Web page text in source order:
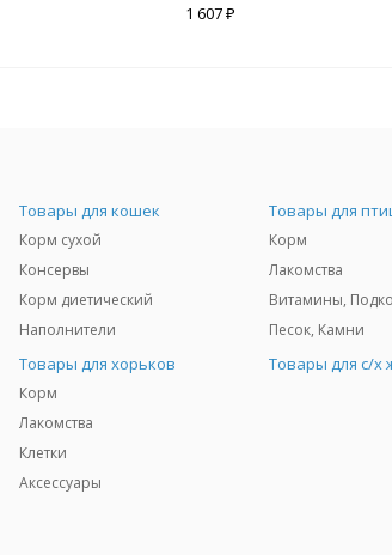
1 607 ₽
Товары для кошек
Корм сухой
Консервы
Корм диетический
Наполнители
Товары для
Корм
Лакомства
Витамины,
Песок, Камни
Товары для хорьков
Корм
Лакомства
Клетки
Аксессуары
Товары для с/х